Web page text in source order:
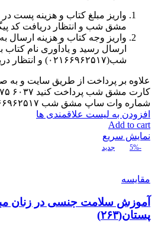
واریز مبلغ کتاب و هزینه پست
مشق شب و انتظار دریافت کد
واریز وجه کتاب و هزینه
ارسال رسید و یادآوری نام
شب(۰۲۱۶۶۹۶۲۵۱۷) و انتظار دریافت کد پیگیری مرسوله
علاوه بر پرداخت از طریق سایت و به
شماره وات ساپ مشق شب ۰۲۱۶۶۹۶۲۵۱۷ اطلاع رسانی کنید.
افزودن به لیست علاقمندی ها
Add to cart
نمایش سریع
-5% جدید
مقایسه
آموزش سلامت جنسی در زنان
پستان(۲۶۳)